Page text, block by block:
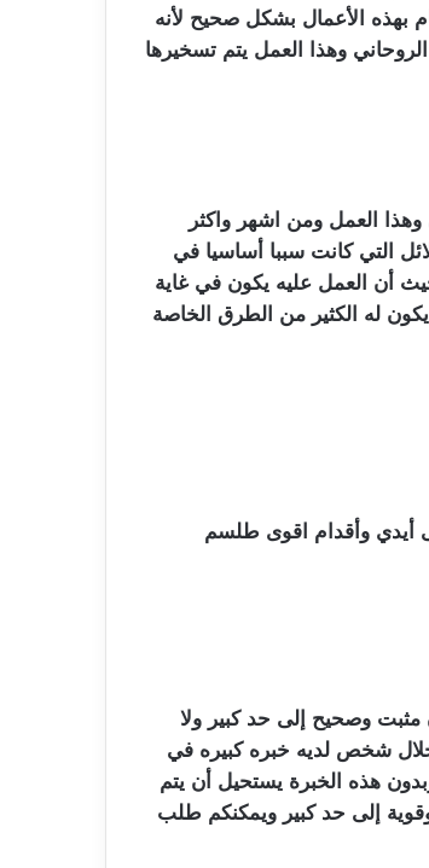
بهذه الأعمال بشكل صحيح لأنه
وهذا العمل يتم تسخيرها
العمل ومن اشهر واكثر
التي كانت سببا أساسيا في
أن العمل عليه يكون في غاية
له الكثير من الطرق الخاصة
مثبت وصحيح إلى حد كبير ولا
خلال شخص لديه خبره كبيره في
هذه الخبرة يستحيل أن يتم
إلى حد كبير ويمكنكم طلب